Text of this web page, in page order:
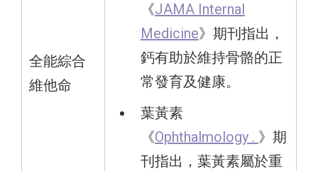
全能綜合
維他命
《JAMA Internal
Medicine》期刊指出，
鈣有助於維持骨骼的正
常發育及健康。
葉黃素
《Ophthalmology . 》期
刊指出，葉黃素屬於重